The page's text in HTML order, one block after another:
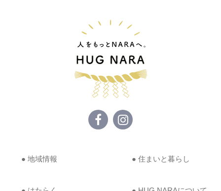
● 地域情報 ● 住まいと暮らし